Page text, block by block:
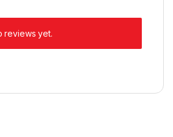
reviews yet.